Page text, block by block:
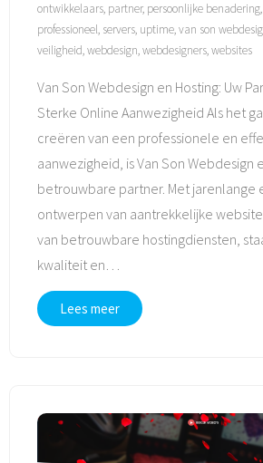
ontwikkelaars, partner, persoonlijke benadering,
professioneel, servers, uptime,van son
veiligheid,webdesign,webdesigners,websites
Van Son Webdesign en Hosting: Uw
Sterke Online Aanwezigheid Als het
creëren van een professionele en
aanwezigheid, is Van Son Webdesign
betrouwbare partner. Met jarenlange
ontwerpen van aantrekkelijke
van betrouwbare hostingdiensten,
kwaliteit en…
Lees meer